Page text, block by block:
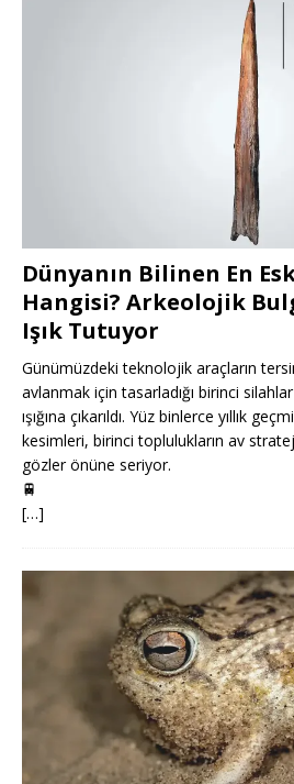
Dünyanın Bilinen En
Hangisi? Arkeolojik
Işık Tutuyor
Günümüzdeki teknolojik araçların
avlanmak için tasarladığı birinci
ışığına çıkarıldı. Yüz binlerce yıllık
kesimleri, birinci toplulukların av
gözler önüne seriyor.
🚆
[…]